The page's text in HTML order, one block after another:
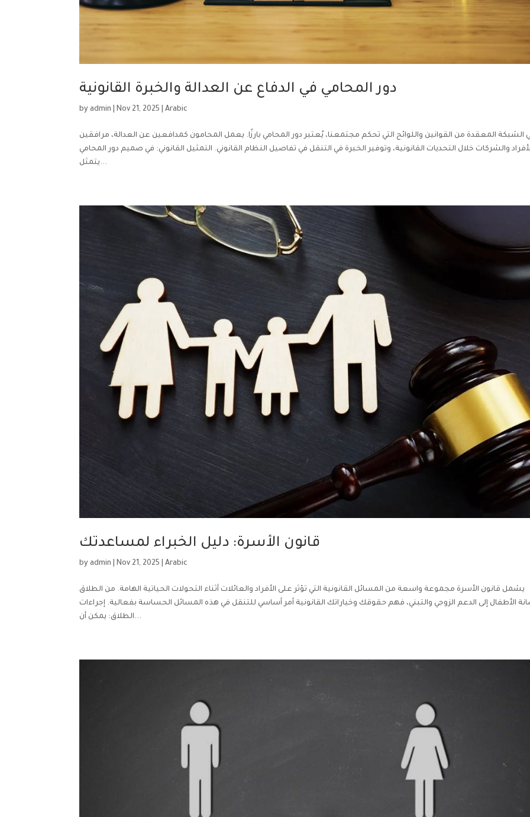
دور المحامي في الدفاع عن العدالة والخبرة القانونية
byadmin |Nov 21, 2025 |Arabic
الشبكة المعقدة من القوانين واللوائح التي تحكم مجتمعنا، يُعتبر دور المحامي بارزًا. يعمل المحامون كمدافعين عن العدالة، مرافقين
والشركات خلال التحديات القانونية، وتوفير الخبرة في التنقل في تفاصيل النظام القانوني. التمثيل القانوني: في صميم دور المحامي
يتمثل...
قانون الأسرة: دليل الخبراء لمساعدتك
byadmin |Nov 21, 2025 |Arabic
يشمل قانون الأسرة مجموعة واسعة من المسائل القانونية التي تؤثر على الأفراد والعائلات أثناء التحولات الحياتية الهامة. من الطلاق
الأطفال إلى الدعم الزوجي والتبني، فهم حقوقك وخياراتك القانونية أمر أساسي للتنقل في هذه المسائل الحساسة بفعالية. إجراءات
الطلاق: يمكن أن...